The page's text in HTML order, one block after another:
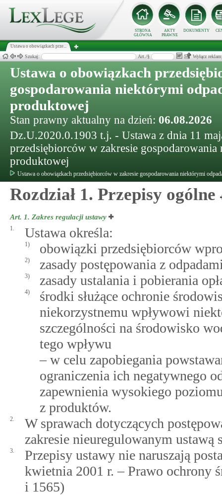
STRONA
GŁÓWNA
AKTY
PRAWNE
DOKUMENTY
Ustawa o obowiązkach prze...
Szukaj: Art./§ Wyłącz
Ustawa o obowiązkach
gospodarowania niektórymi
produktowej
Stan prawny aktualny na dzień: 06.08.2026
Dz.U.2020.0.1903 t.j. - Ustawa z dnia 11
przedsiębiorców w zakresie
produktowej
Ustawa o obowiązkach przedsiębiorców w zakresie gospodarowania niektórymi
Rozdział 1. Przepisy ogólne
Art. 1. Zakres regulacji ustawy
1. Ustawa określa:
1) obowiązki przedsiębiorców
2) zasady postępowania z
3) zasady ustalania i pobierania
4)
środki służące ochronie
niekorzystnemu wpływowi
szczególności na środowisko
tego wpływu
– w celu zapobiegania
ograniczenia ich negatywnego
zapewnienia wysokiego
z produktów.
2.
W sprawach dotyczących
zakresie nieuregulowanym ustawą
3.
Przepisy ustawy nie naruszają
kwietnia 2001 r. – Prawo ochrony
i 1565)